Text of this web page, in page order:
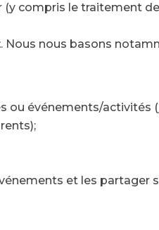
compris le traitement
. Nous nous basons
événements/activités
et les partager